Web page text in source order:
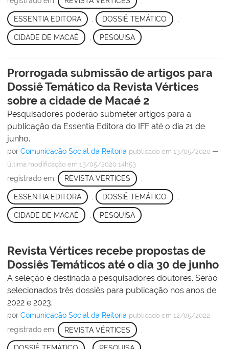
ESSENTIA EDITORA DOSSIÊ TEMÁTICO
CIDADE DE MACAÉ PESQUISA
Prorrogada submissão de artigos para
Dossiê Temático da Revista Vértices
sobre a cidade de Macaé 2
Pesquisadores poderão submeter artigos para a
publicação da Essentia Editora do IFF até o dia 21 de
junho.
por Comunicação Social da Reitoria publicado em 13/05/2020 —
última modificação em 13/05/2020 14h53
registrado em: REVISTA VÉRTICES ,
ESSENTIA EDITORA DOSSIÊ TEMÁTICO
CIDADE DE MACAÉ PESQUISA
Revista Vértices recebe propostas de
Dossiês Temáticos até o dia 30 de junho
A seleção é destinada a pesquisadores doutores. Serão
selecionados três dossiês para publicação nos anos de
2022 e 2023.
por Comunicação Social da Reitoria publicado em 12/05/2022
registrado em: REVISTA VÉRTICES